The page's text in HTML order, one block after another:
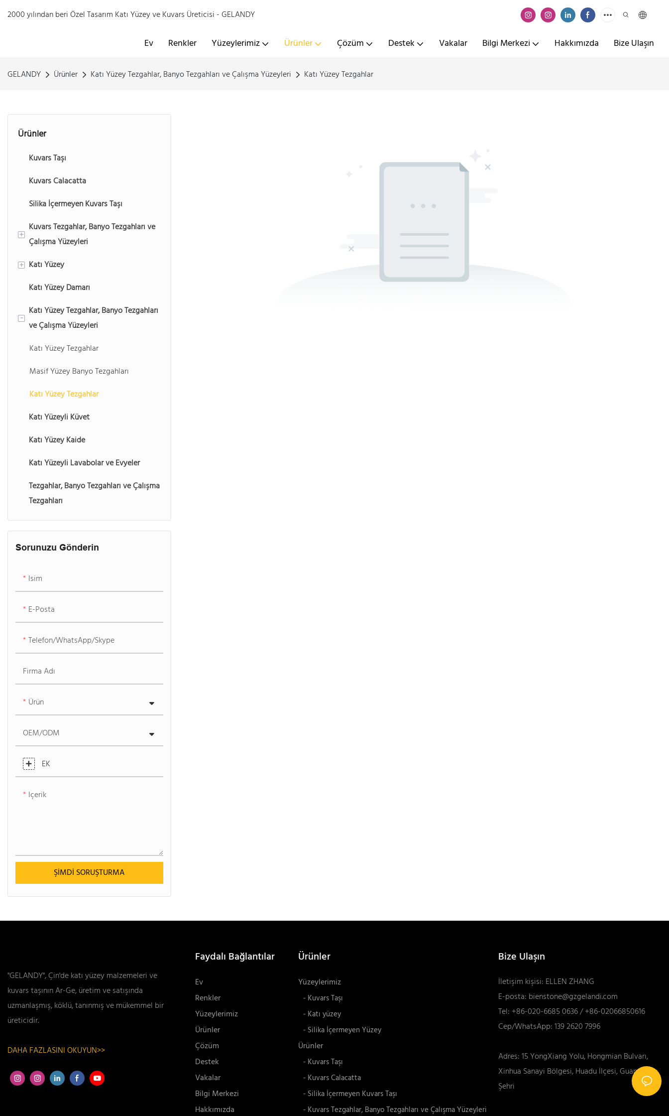
2000 yılından beri Özel Tasarım Katı Yüzey ve Kuvars Üreticisi - GELANDY
Ev Renkler Yüzeylerimiz Ürünler Çözüm Destek Vakalar Bilgi Merkezi Hakkımızda Bize Ulaşın
GELANDY Ürünler Katı Yüzey Tezgahlar, Banyo Tezgahları ve Çalışma Yüzeyleri Katı Yüzey Tezgahlar
Ürünler
Kuvars Taşı
Kuvars Calacatta
Silika İçermeyen Kuvars Taşı
+ Kuvars Tezgahlar, Banyo Tezgahları ve
Çalışma Yüzeyleri
Kuvars Tezgahlar
Kuvars Banyo Tezgahları
Kuvars Tezgahlar
+ Katı Yüzey
Saf Akrilik Katı Yüzey
Modifiye Akrilik Katı Yüzey
Katı Yüzey Damarı
-
Katı Yüzey Tezgahlar, Banyo Tezgahları
ve Çalışma Yüzeyleri
Katı Yüzey Tezgahlar
Masif Yüzey Banyo Tezgahları
Katı Yüzey Tezgahlar
Katı Yüzeyli Küvet
Katı Yüzey Kaide
Katı Yüzeyli Lavabolar ve Evyeler
Tezgahlar, Banyo Tezgahları ve Çalışma
Tezgahları
Sorunuzu Gönderin
Isim
E-Posta
Telefon/WhatsApp/Skype
Firma Adı
Ürün
OEM/ODM
EK
Içerik
ŞIMDI SORUŞTURMA
"GELANDY", Çin'de katı yüzey malzemeleri ve
kuvars taşının Ar-Ge, üretim ve satışında
uzmanlaşmış, köklü, tanınmış ve mükemmel bir
üreticidir.
DAHA FAZLASINI OKUYUN>>
Faydalı Bağlantılar
Ev
Renkler
Yüzeylerimiz
Ürünler
Çözüm
Destek
Vakalar
Bilgi Merkezi
Hakkımızda
Ürünler
Yüzeylerimiz
- Kuvars Taşı
- Katı yüzey
- Silika İçermeyen Yüzey
Ürünler
- Kuvars Taşı
- Kuvars Calacatta
- Silika İçermeyen Kuvars Taşı
- Kuvars Tezgahlar, Banyo Tezgahları ve Çalışma Yüzeyleri
Bize Ulaşın
İletişim kişisi: ELLEN ZHANG
E-posta: bienstone@gzgelandi.com
Tel: +86-020-6685 0636 / +86-02066850616
Cep/WhatsApp: 139 2620 7996
Adres: 15 YongXiang Yolu, Hongmian Bulvarı,
Xinhua Sanayi Bölgesi, Huadu İlçesi, Guangzhou
Şehri